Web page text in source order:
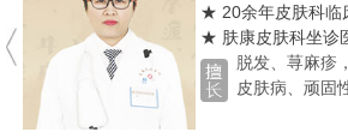
★ 20余年皮肤科临
★ 肤康皮肤科坐诊
脱发、荨麻疹
皮肤病、顽固